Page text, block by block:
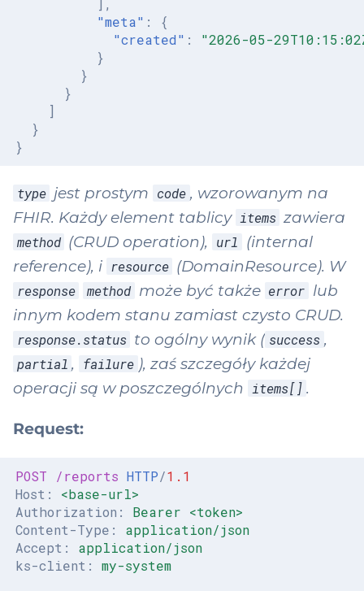
"meta" :
{
"created" :
"2026-05-
}
}
}
]
}
}
type jest prostym code , wzorowanym na
FHIR. Każdy element tablicy items zawiera
method (CRUD operation), url (internal
reference), i resource (DomainResource). W
response method może być także error lub
innym kodem stanu zamiast czysto CRUD.
response.status to ogólny wynik ( success ,
partial , failure ), zaś szczegóły każdej
operacji są w poszczególnych items[] .
Request:
POST /reports HTTP/1.1
Host :
<base-url>
Authorization :
Bearer <token>
Content-Type :
application/json
Accept :
application/json
ks-client : my-system